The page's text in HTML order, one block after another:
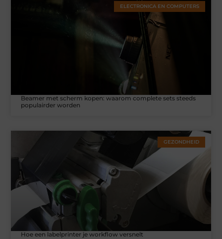
ELECTRONICA EN COMPUTERS
Beamer met scherm kopen: waarom complete sets steeds
populairder worden
GEZONDHEID
Hoe een labelprinter je workflow versnelt